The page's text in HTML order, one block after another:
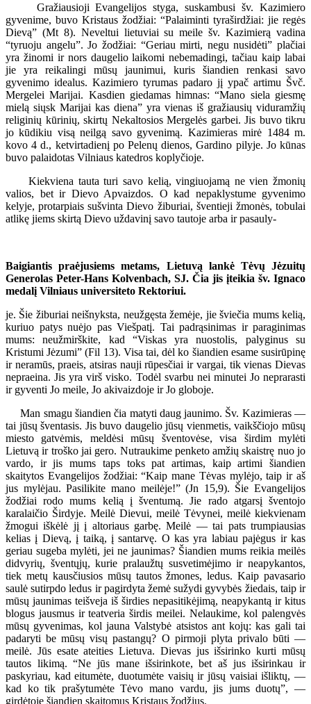
Gražiausioji Evangelijos styga, suskambusi šv. Kazimiero
gyvenime, buvo Kristaus žodžiai: “Palaiminti tyraširdžiai: jie regės
Dievą” (Mt 8). Neveltui lietuviai su meile šv. Kazimierą vadina
“tyruoju angelu”. Jo žodžiai: “Geriau mirti, negu nusidėti” plačiai
yra žinomi ir nors daugelio laikomi nebemadingi, tačiau kaip labai
jie yra reikalingi mūsų jaunimui, kuris šiandien renkasi savo
gyvenimo idealus. Kazimiero tyrumas padaro jį ypač artimu Švč.
Mergelei Marijai. Kasdien giedamas himnas: “Mano siela giesmę
mielą siųsk Marijai kas diena” yra vienas iš gražiausių viduramžių
religinių kūrinių, skirtų Nekaltosios Mergelės garbei. Jis buvo tikru
jo kūdikiu visą neilgą savo gyvenimą. Kazimieras mirė 1484 m.
kovo 4 d., ketvirtadienį po Pelenų dienos, Gardino pilyje. Jo kūnas
buvo palaidotas Vilniaus katedros koplyčioje.
Kiekviena tauta turi savo kelią, vingiuojamą ne vien žmonių
valios, bet ir Dievo Apvaizdos. O kad nepaklystume gyvenimo
kelyje, protarpiais sušvinta Dievo žiburiai, šventieji žmonės, tobulai
atlikę jiems skirtą Dievo uždavinį savo tautoje arba ir pasauly-
Baigiantis praėjusiems metams, Lietuvą lankė Tėvų Jėzuitų
Generolas Peter-Hans Kolvenbach, SJ. Čia jis įteikia šv. Ignaco
medalį Vilniaus universiteto Rektoriui.
je. Šie žiburiai neišnyksta, neužgęsta žemėje, jie šviečia mums kelią,
kuriuo patys nuėjo pas Viešpatį. Tai padrąsinimas ir paraginimas
mums: neužmirškite, kad “Viskas yra nuostolis, palyginus su
Kristumi Jėzumi” (Fil 13). Visa tai, dėl ko šiandien esame susirūpinę
ir neramūs, praeis, atsiras nauji rūpesčiai ir vargai, tik vienas Dievas
nepraeina. Jis yra virš visko. Todėl svarbu nei minutei Jo neprarasti
ir gyventi Jo meile, Jo akivaizdoje ir Jo globoje.
Man smagu šiandien čia matyti daug jaunimo. Šv. Kazimieras —
tai jūsų šventasis. Jis buvo daugelio jūsų vienmetis, vaikščiojo mūsų
miesto gatvėmis, meldėsi mūsų šventovėse, visa širdim mylėti
Lietuvą ir troško jai gero. Nutraukime penketo amžių skaistrę nuo jo
vardo, ir jis mums taps toks pat artimas, kaip artimi šiandien
skaitytos Evangelijos žodžiai: “Kaip mane Tėvas mylėjo, taip ir aš
jus mylėjau. Pasilikite mano meilėje!” (Jn 15,9). Šie Evangelijos
žodžiai rodo mums kelią į šventumą. Jie rado atgarsį šventojo
karalaičio Širdyje. Meilė Dievui, meilė Tėvynei, meilė kiekvienam
žmogui iškėlė jį į altoriaus garbę. Meilė — tai pats trumpiausias
kelias į Dievą, į taiką, į santarvę. O kas yra labiau pajėgus ir kas
geriau sugeba mylėti, jei ne jaunimas? Šiandien mums reikia meilės
didvyrių, šventųjų, kurie pralaužtų susvetimėjimo ir neapykantos,
tiek metų kausčiusios mūsų tautos žmones, ledus. Kaip pavasario
saulė sutirpdo ledus ir pagirdyta žemė sužydi gyvybės žiedais, taip ir
mūsų jaunimas teišveja iš širdies nepasitikėjimą, neapykantą ir kitus
blogus jausmus ir teatveria širdis meilei. Nelaukime, kol palengvės
mūsų gyvenimas, kol jauna Valstybė atsistos ant kojų: kas gali tai
padaryti be mūsų visų pastangų? O pirmoji plyta privalo būti —
meilė. Jūs esate ateities Lietuva. Dievas jus išsirinko kurti mūsų
tautos likimą. “Ne jūs mane išsirinkote, bet aš jus išsirinkau ir
paskyriau, kad eitumėte, duotumėte vaisių ir jūsų vaisiai išliktų, —
kad ko tik prašytumėte Tėvo mano vardu, jis jums duotų”, —
girdėtoje šiandien skaitomus Kristaus žodžius.